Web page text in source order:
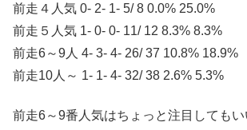
前走４人気 0- 2- 1- 5/ 8 0.0% 25.0%
前走５人気 1- 0- 0- 11/ 12 8.3% 8.3%
前走6～9人 4- 3- 4- 26/ 37 10.8% 18.9%
前走10人～ 1- 1- 4- 32/ 38 2.6% 5.3%
前走6～9番人気はちょっと注目しても